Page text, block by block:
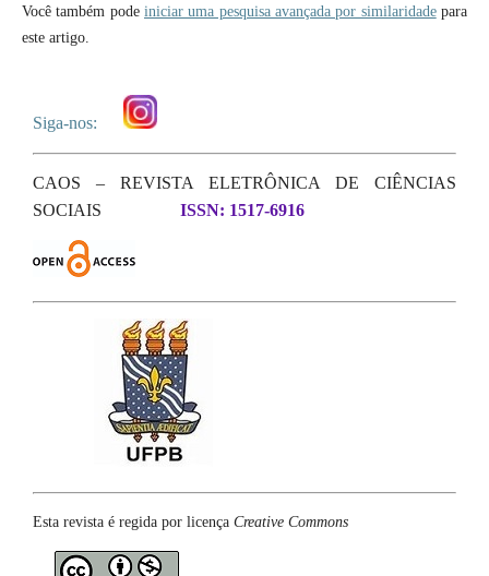
Você também pode iniciar uma pesquisa avançada por similaridadepara
este artigo.
Siga-nos:
CAOS – REVISTA ELETRÔNICA DE CIÊNCIAS
SOCIAIS
ISSN: 1517-6916
Esta revista é regida por licença Creative Commons